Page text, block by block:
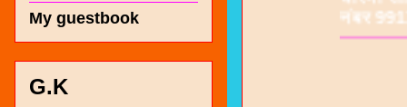
My guestbook
G.K